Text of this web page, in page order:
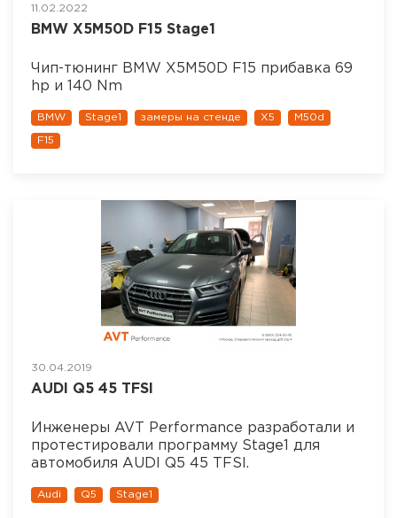
11.02.2022
BMW X5M50D F15 Stage1
Чип-тюнинг BMW X5M50D F15 прибавка 69
hp и 140 Nm
BMW Stage1 замеры на стенде X5 M50d
F15
30.04.2019
AUDI Q5 45 TFSI
Инженеры AVT Performance разработали и
протестировали программу Stage1 для
автомобиля AUDI Q5 45 TFSI.
Audi Q5 Stage1